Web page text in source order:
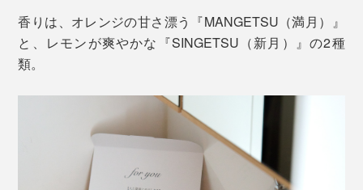
香りは、オレンジの甘さ漂う『MANGETSU（満月）』
と、レモンが爽やかな『SINGETSU（新月）』の2種
類。